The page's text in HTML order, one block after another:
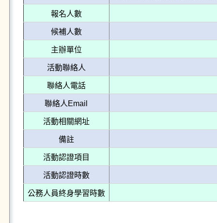
報名人數
候補人數
主辦單位
活動聯絡人
聯絡人電話
聯絡人Email
活動相關網址
備註
活動認證項目
活動認證時數
公務人員終身學習時數